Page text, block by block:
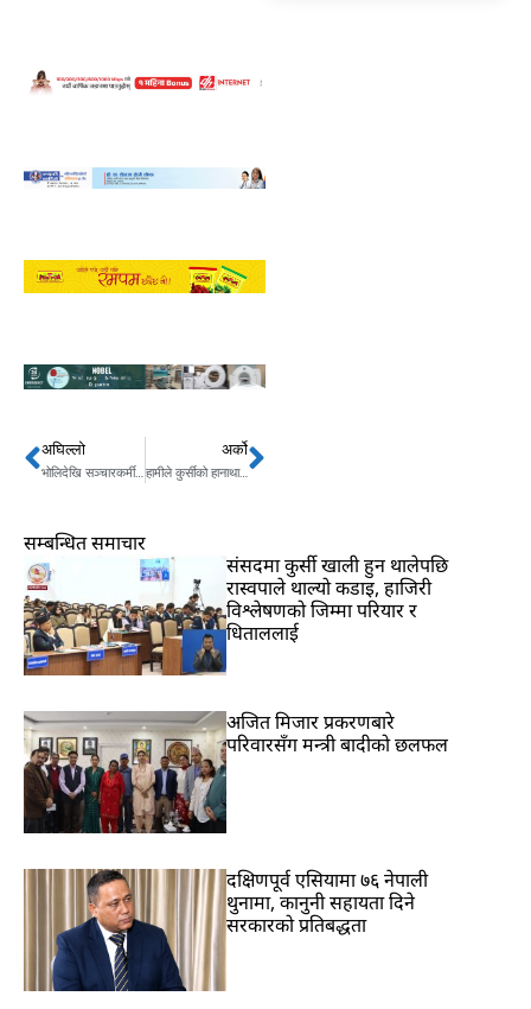
Prev
अघिल्लो
भोलिदेखि सञ्चारकर्मीहरूलाई कोरोनाविरुद्धको खोप लगाइने
अर्को
हामीले कुर्सीको हानाथाप नगरी सत्यको आवाज उठाएका छौं : माधव नेपाल Next
सम्बन्धित समाचार
संसदमा कुर्सी खाली हुन थालेपछि
रास्वपाले थाल्यो कडाइ, हाजिरी
विश्लेषणको जिम्मा परियार र
धिताललाई
अजित मिजार प्रकरणबारे
परिवारसँग मन्त्री बादीको छलफल
दक्षिणपूर्व एसियामा ७६ नेपाली
थुनामा, कानुनी सहायता दिने
सरकारको प्रतिबद्धता